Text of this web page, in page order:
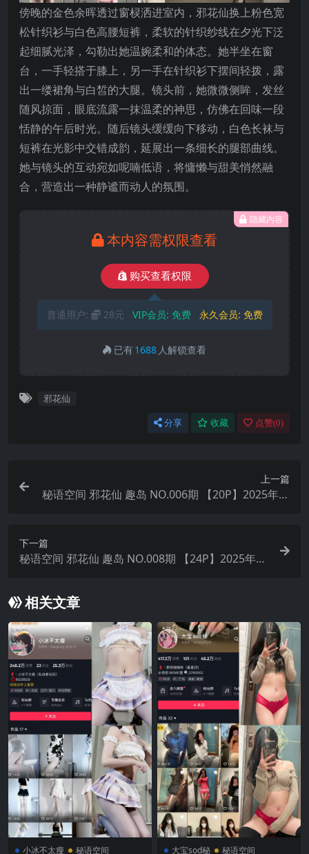
傍晚的金色余晖透过窗棂洒进室内，邪花仙换上粉色宽
松针织衫与白色高腰短裤，柔软的针织纱线在夕光下泛
起细腻光泽，勾勒出她温婉柔和的体态。她半坐在窗
台，一手轻搭于膝上，另一手在针织衫下摆间轻拨，露
出一缕裙角与白皙的大腿。镜头前，她微微侧眸，发丝
随风掠面，眼底流露一抹温柔的神思，仿佛在回味一段
恬静的午后时光。随后镜头缓缓向下移动，白色长袜与
短裤在光影中交错成韵，延展出一条细长的腿部曲线。
她与镜头的互动宛如呢喃低语，将慵懒与甜美悄然融
合，营造出一种静谧而动人的氛围。
隐藏内容
本内容需权限查看
购买查看权限
普通用户: 28元 VIP会员: 免费 永久会员: 免费
已有1688 人解锁查看
邪花仙
分享 收藏 点赞(0)
上一篇
秘语空间 邪花仙 趣岛 NO.006期 【20P】2025年最
下一篇
秘语空间 邪花仙 趣岛 NO.008期 【24P】2025年最
相关文章
小冰不太瘦 秘语空间 大宝sod秘 秘语空间